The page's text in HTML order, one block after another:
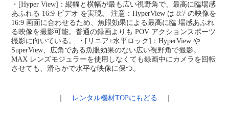
・[Hyper View]：縦幅と横幅が最も広い視野角で、最高に臨場感
あふれる 16:9 ビデオ を実現。 注意：HyperView は 8:7 の映像を
16:9 画面に合わせるため、魚眼効果による最高に臨 場感あふれ
る映像を撮影可能。普通の録画よりも POV アクションスポーツ
撮影に向いている。 ・[リニア+水平ロック]：HyperView や
SuperView、広角である魚眼効果のない広い視野角で撮影。
MAX レンズモジュラーを使用しなくても録画中にカメラを回転
させても、滑らかで水平な映像に保つ。
レンタル機材TOPにもどる